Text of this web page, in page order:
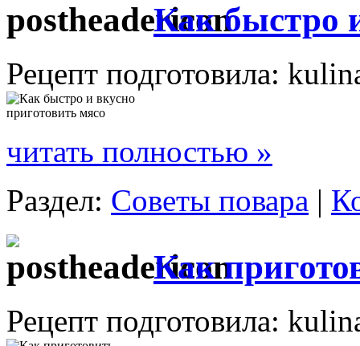
Как быстро
Рецепт подготовила:
читать полностью »
Раздел: Советы повара |
Как
Рецепт подготовила: